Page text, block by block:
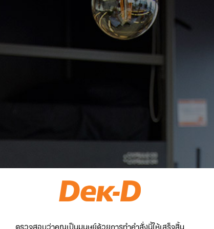
ตรวจสอบว่าคุณเป็นมนุษย์ด้วยการทำคำสั่งนี้ให้เสร็จสิ้น